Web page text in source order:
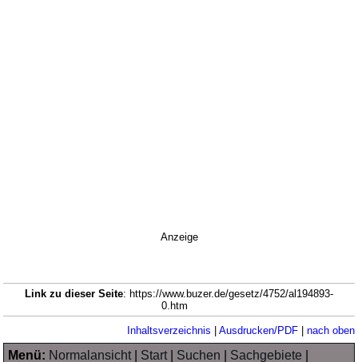
Anzeige
Link zu dieser Seite: https://www.buzer.de/gesetz/4752/al194893-
0.htm
Inhaltsverzeichnis | Ausdrucken/PDF| nach oben
Menü: Normalansicht| Start| Suchen Sachgebiete